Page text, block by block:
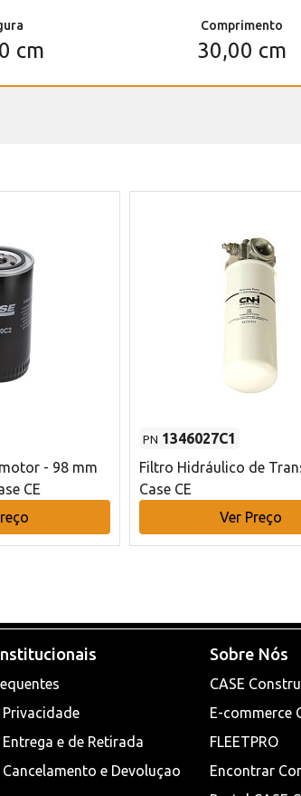
cm
Comprimento
30,00 cm
- 98 mm
CE
PN 1346027C1
Filtro Hidráulico de
Case CE
Ver Preço
e de Retirada
e Devoluçao
Sobre Nós
CASE
E-commerce
FLEETPRO
Encontrar